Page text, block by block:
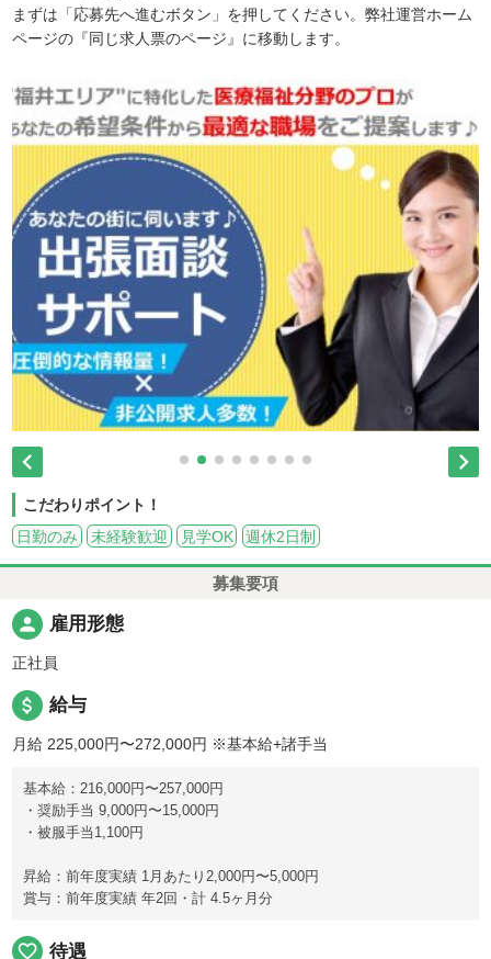
まずは「応募先へ進むボタン」を押してください。弊社運営ホーム
ページの『同じ求人票のページ』に移動します。
 
こだわりポイント！
日勤のみ
未経験歓迎 見学OK 週休2日制
募集要項
person 雇用形態
正社員
attach_money 給与
月給 225,000円〜272,000円 ※基本給+諸手当
基本給：216,000円〜257,000円
・奨励手当 9,000円〜15,000円
・被服手当1,100円
昇給：前年度実績 1月あたり2,000円〜5,000円
賞与：前年度実績 年2回・計 4.5ヶ月分
favorite_border 待遇